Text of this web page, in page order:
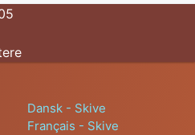
Dansk - Skive
Français - Skive